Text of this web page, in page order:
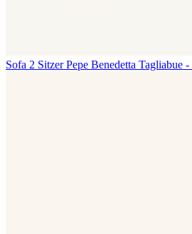
Sofa 2 Sitzer Pepe Benedetta Tagliabue